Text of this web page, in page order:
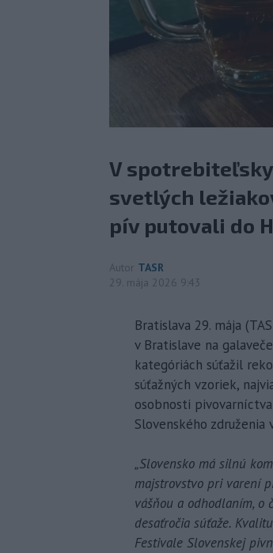
V
svetlých
pív putovali do
Autor TASR
29. mája 2026 9:43
Bratislava 29. mája
v Bratislave na
kategóriách súťažil
súťažných vzoriek,
osobnosti
Slovenského združenia
„Slovensko má silnú
majstrovstvo pri varení
vášňou a odhodlaním, o
desaťročia súťaže.
Festivale Slovenskej